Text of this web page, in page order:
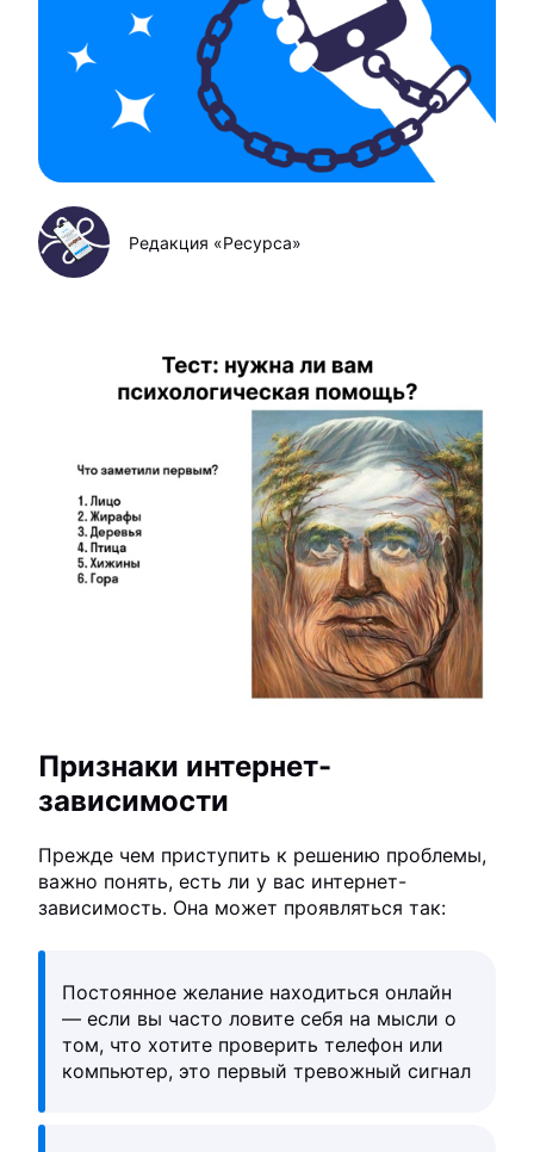
Редакция «Ресурса»
Признаки интернет-
зависимости
Прежде чем приступить к решению проблемы,
важно понять, есть ли у вас интернет-
зависимость. Она может проявляться так:
Постоянное желание находиться онлайн
— если вы часто ловите себя на мысли о
том, что хотите проверить телефон или
компьютер, это первый тревожный сигнал